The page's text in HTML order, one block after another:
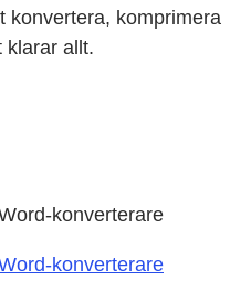
konvertera, komprimera
klarar allt.
konverterare
konverterare